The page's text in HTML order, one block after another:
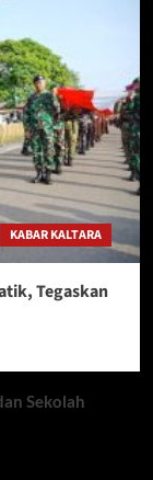
KABAR KALTARA
Tegaskan
Sekolah